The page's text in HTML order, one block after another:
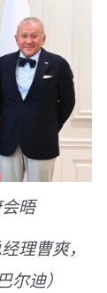
晤
理曹爽，
尔迪）